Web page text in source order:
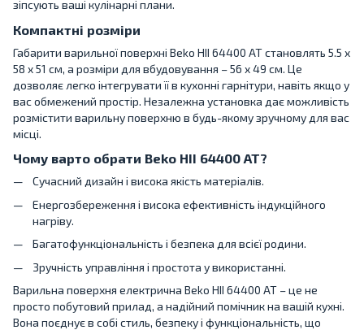
зіпсують ваші кулінарні плани.
Компактні розміри
Габарити варильної поверхні Beko HII 64400 AT становлять 5.5 x
58 x 51 см, а розміри для вбудовування – 56 x 49 см. Це
дозволяє легко інтегрувати її в кухонні гарнітури, навіть якщо у
вас обмежений простір. Незалежна установка дає можливість
розмістити варильну поверхню в будь-якому зручному для вас
місці.
Чому варто обрати Beko HII 64400 AT?
Сучасний дизайн і висока якість матеріалів.
Енергозбереження і висока ефективність індукційного
нагріву.
Багатофункціональність і безпека для всієї родини.
Зручність управління і простота у використанні.
Варильна поверхня електрична Beko HII 64400 AT – це не
просто побутовий прилад, а надійний помічник на вашій кухні.
Вона поєднує в собі стиль, безпеку і функціональність, що